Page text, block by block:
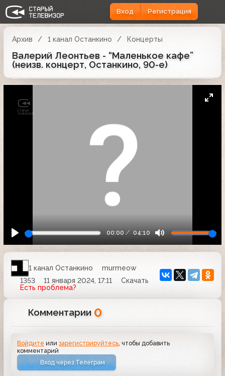
Вход Регистрация
Архив 1 канал Останкино Концерты
Валерий Леонтьев - “Маленькое кафе”
(неизв. концерт, Останкино, 90-е)
00:00 04:10
1 канал Останкино
murmeow
1353
11 января 2024, 17:11
Скачать
Есть проблема?
Комментарии 0
Войдите илизарегистрируйтесь , чтобы добавить
комментарий
Вход через Телеграм